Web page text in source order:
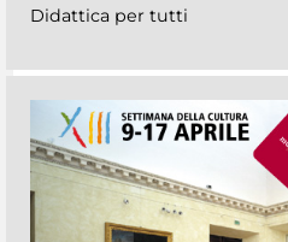
Didattica per tutti